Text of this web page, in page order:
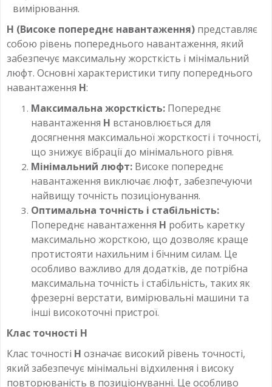
вимірювання.
H (Високе попереднє навантаження) представляє
собою рівень попереднього навантаження, який
забезпечує максимальну жорсткість і мінімальний
люфт. Основні характеристики типу попереднього
навантаження H:
Максимальна жорсткість: Попереднє
навантаження H встановлюється для
досягнення максимальної жорсткості і точності,
що знижує вібрації до мінімального рівня.
Мінімальний люфт: Високе попереднє
навантаження виключає люфт, забезпечуючи
найвищу точність позиціонування.
Оптимальна точність і стабільність:
Попереднє навантаження H робить каретку
максимально жорсткою, що дозволяє краще
протистояти нахильним і бічним силам. Це
особливо важливо для додатків, де потрібна
максимальна точність і стабільність, таких як
фрезерні верстати, вимірювальні машини та
інші високоточні пристрої.
Клас точності H
Клас точності H означає високий рівень точності,
який забезпечує мінімальні відхилення і високу
повторюваність в позиціонуванні. Це особливо